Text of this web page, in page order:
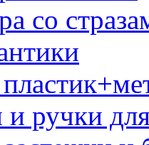
со
и ручки